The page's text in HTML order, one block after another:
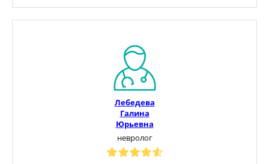
Лебедева
Галина
Юрьевна
невролог